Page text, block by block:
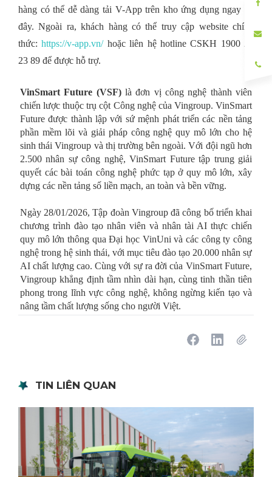
hàng có thể dễ dàng tải V-App trên kho ứng dụng ngay tại
đây. Ngoài ra, khách hàng có thể truy cập website chính
thức:https://v-app.vn/hoặc liên hệ hotline CSKH 1900 23
23 89 để được hỗ trợ.
VinSmart Future (VSF)là đơn vị công nghệ thành viên
chiến lược thuộc trụ cột Công nghệ của Vingroup. VinSmart
Future được thành lập với sứ mệnh phát triển các nền tảng
phần mềm lõi và giải pháp công nghệ quy mô lớn cho hệ
sinh thái Vingroup và thị trường bên ngoài. Với đội ngũ hơn
2.500 nhân sự công nghệ, VinSmart Future tập trung giải
quyết các bài toán công nghệ phức tạp ở quy mô lớn, xây
dựng các nền tảng số liền mạch, an toàn và bền vững.
Ngày 28/01/2026, Tập đoàn Vingroup đã công bố triển khai
chương trình đào tạo nhân viên và nhân tài AI thực chiến
quy mô lớn thông qua Đại học VinUni và các công ty công
nghệ trong hệ sinh thái, với mục tiêu đào tạo 20.000 nhân sự
AI chất lượng cao. Cùng với sự ra đời của VinSmart Future,
Vingroup khẳng định tầm nhìn dài hạn, cùng tinh thần tiên
phong trong lĩnh vực công nghệ, không ngừng kiến tạo và
nâng tầm chất lượng sống cho người Việt.
TIN LIÊN QUAN